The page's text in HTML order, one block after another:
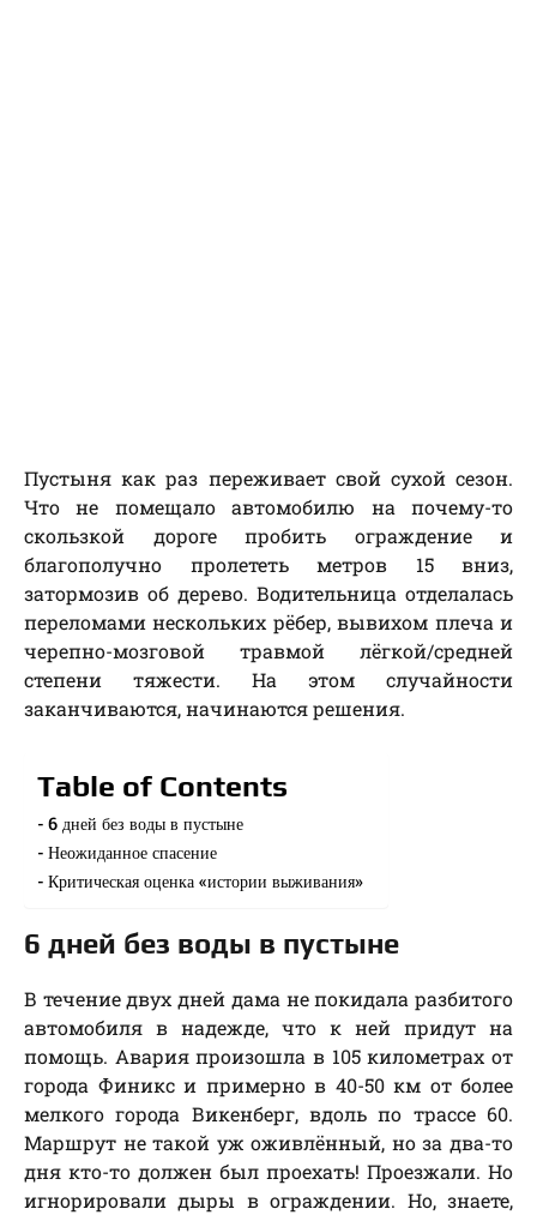
Пустыня как раз переживает свой сухой сезон.
Что не помещало автомобилю на почему-то
скользкой дороге пробить ограждение и
благополучно пролететь метров 15 вниз,
затормозив об дерево. Водительница отделалась
переломами нескольких рёбер, вывихом плеча и
черепно-мозговой травмой лёгкой/средней
степени тяжести. На этом случайности
заканчиваются, начинаются решения.
Table of Contents
6 дней без воды в пустыне
Неожиданное спасение
Критическая оценка «истории выживания»
6 дней без воды в пустыне
В течение двух дней дама не покидала разбитого
автомобиля в надежде, что к ней придут на
помощь. Авария произошла в 105 километрах от
города Финикс и примерно в 40-50 км от более
мелкого города Викенберг, вдоль по трассе 60.
Маршрут не такой уж оживлённый, но за два-то
дня кто-то должен был проехать! Проезжали. Но
игнорировали дыры в ограждении. Но, знаете,